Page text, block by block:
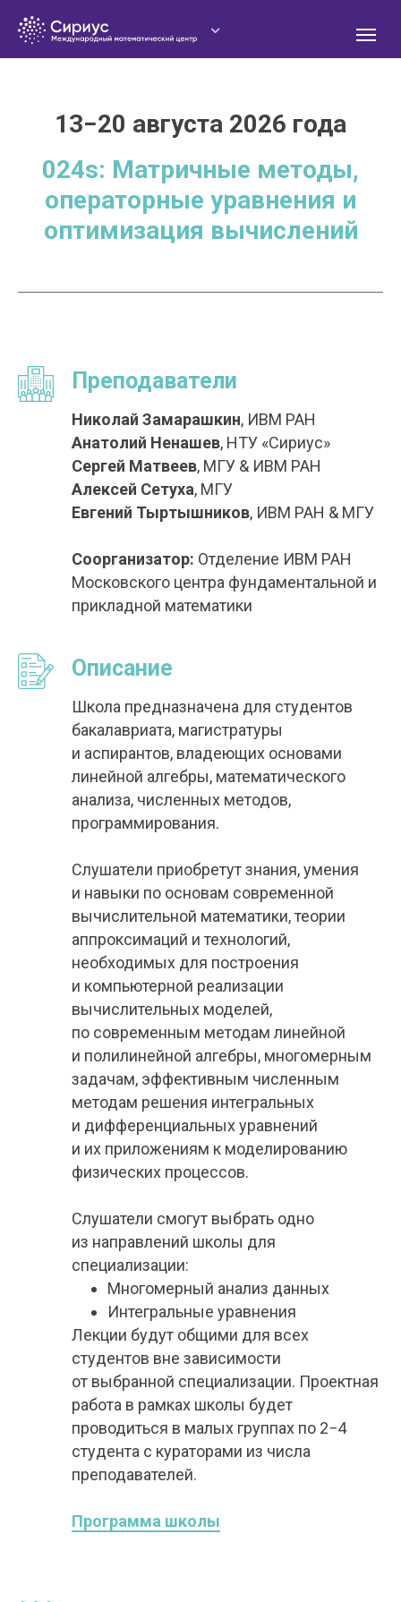
13−20 августа 2026 года
024s: Матричные методы,
операторные уравнения и
оптимизация вычислений
Преподаватели
Николай Замарашкин, ИВМ РАН
Анатолий Ненашев, НТУ «Сириус»
Сергей Матвеев, МГУ & ИВМ РАН
Алексей Сетуха, МГУ
Евгений Тыртышников, ИВМ РАН & МГУ
Соорганизатор: Отделение ИВМ РАН
Московского центра фундаментальной и
прикладной математики
Описание
Школа предназначена для студентов
бакалавриата, магистратуры
и аспирантов, владеющих основами
линейной алгебры, математического
анализа, численных методов,
программирования.
Слушатели приобретут знания, умения
и навыки по основам современной
вычислительной математики, теории
аппроксимаций и технологий,
необходимых для построения
и компьютерной реализации
вычислительных моделей,
по современным методам линейной
и полилинейной алгебры, многомерным
задачам, эффективным численным
методам решения интегральных
и дифференциальных уравнений
и их приложениям к моделированию
физических процессов.
Слушатели смогут выбрать одно
из направлений школы для
специализации:
Многомерный анализ данных
Интегральные уравнения
Лекции будут общими для всех
студентов вне зависимости
от выбранной специализации. Проектная
работа в рамках школы будет
проводиться в малых группах по 2−4
студента с кураторами из числа
преподавателей.
Программа школы